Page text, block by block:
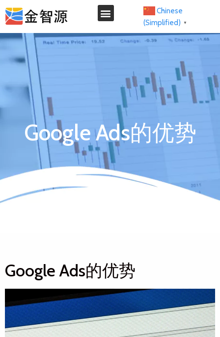
Chinese
(Simplified)
▼
Google Ads的优势
Google Ads的优势